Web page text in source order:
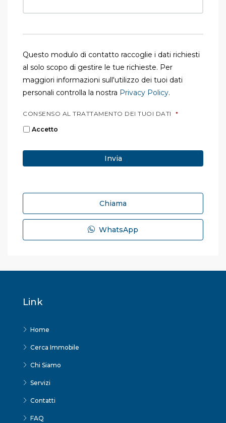
Questo modulo di contatto raccoglie i dati richiesti
al solo scopo di gestire le tue richieste. Per
maggiori informazioni sull'utilizzo dei tuoi dati
personali controlla la nostra Privacy Policy.
CONSENSO AL TRATTAMENTO DEI TUOI DATI *
Accetto
Chiama
WhatsApp
Link
Home
Cerca Immobile
Chi Siamo
Servizi
Contatti
FAQ